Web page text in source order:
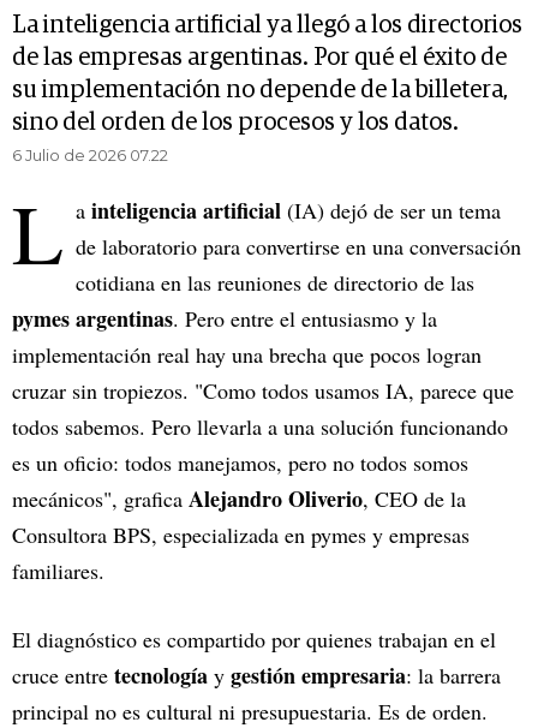
La inteligencia artificial ya llegó a los directorios
de las empresas argentinas. Por qué el éxito de
su implementación no depende de la billetera,
sino del orden de los procesos y los datos.
6 Julio de 2026 07.22
L a inteligencia artificial (IA) dejó de ser un tema
de laboratorio para convertirse en una conversación
cotidiana en las reuniones de directorio de las
pymes argentinas. Pero entre el entusiasmo y la
implementación real hay una brecha que pocos logran
cruzar sin tropiezos. "Como todos usamos IA, parece que
todos sabemos. Pero llevarla a una solución funcionando
es un oficio: todos manejamos, pero no todos somos
mecánicos", grafica Alejandro Oliverio, CEO de la
Consultora BPS, especializada en pymes y empresas
familiares.
El diagnóstico es compartido por quienes trabajan en el
cruce entre tecnología y gestión empresaria: la barrera
principal no es cultural ni presupuestaria. Es de orden.